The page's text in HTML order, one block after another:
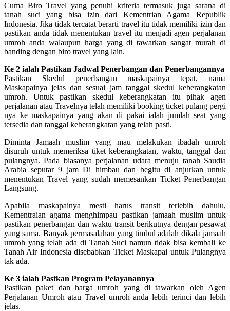
Cuma Biro Travel yang penuhi kriteria termasuk juga sarana di
tanah suci yang bisa izin dari Kementrian Agama Republik
Indonesia. Jika tidak tercatat berarti travel itu tidak memiliki izin dan
pastikan anda tidak menentukan travel itu menjadi agen perjalanan
umroh anda walaupun harga yang di tawarkan sangat murah di
banding dengan biro travel yang lain.
Ke 2 ialah Pastikan Jadwal Penerbangan dan Penerbangannya
Pastikan Skedul penerbangan maskapainya tepat, nama
Maskapainya jelas dan sesuai jam tanggal skedul keberangkatan
umroh. Untuk pastikan skedul keberangkatan itu pihak agen
perjalanan atau Travelnya telah memiliki booking ticket pulang pergi
nya ke maskapainya yang akan di pakai ialah jumlah seat yang
tersedia dan tanggal keberangkatan yang telah pasti.
Diminta Jamaah muslim yang mau melakukan ibadah umroh
disuruh untuk memeriksa tiket keberangkatan, waktu, tanggal dan
pulangnya. Pada biasanya perjalanan udara menuju tanah Saudia
Arabia seputar 9 jam Di himbau dan begitu di anjurkan untuk
menentukan Travel yang sudah memesankan Ticket Penerbangan
Langsung.
Apabila maskapainya mesti harus transit terlebih dahulu,
Kementraian agama menghimpau pastikan jamaah muslim untuk
pastikan penerbangan dan waktu transit berikutnya dengan pesawat
yang sama. Banyak permasalahan yang timbul adalah dikala jamaah
umroh yang telah ada di Tanah Suci namun tidak bisa kembali ke
Tanah Air Indonesia disebabkan Ticket Maskapai untuk Pulangnya
tak ada.
Ke 3 ialah Pastkan Program Pelayanannya
Pastikan paket dan harga umroh yang di tawarkan oleh Agen
Perjalanan Umroh atau Travel umroh anda lebih terinci dan lebih
jelas.